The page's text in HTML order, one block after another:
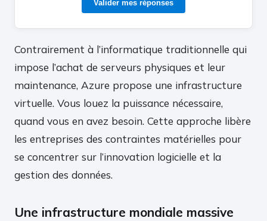
Valider mes réponses
Contrairement à l’informatique traditionnelle qui
impose l’achat de serveurs physiques et leur
maintenance, Azure propose une infrastructure
virtuelle. Vous louez la puissance nécessaire,
quand vous en avez besoin. Cette approche libère
les entreprises des contraintes matérielles pour
se concentrer sur l’innovation logicielle et la
gestion des données.
Une infrastructure mondiale massive